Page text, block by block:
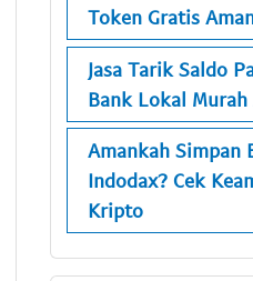
Token Gratis
Jasa Tarik Saldo
Bank Lokal Murah
Amankah Simpan
Indodax? Cek
Kripto